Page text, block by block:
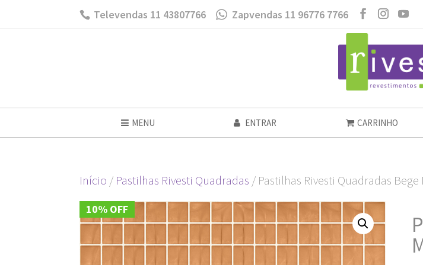
Televendas 11 43807766 Zapvendas 11 96776 7766
MENU ENTRAR CARRINHO
Início / Pastilhas Rivesti Quadradas / Pastilhas Rivesti Quadradas Bege
10% OFF